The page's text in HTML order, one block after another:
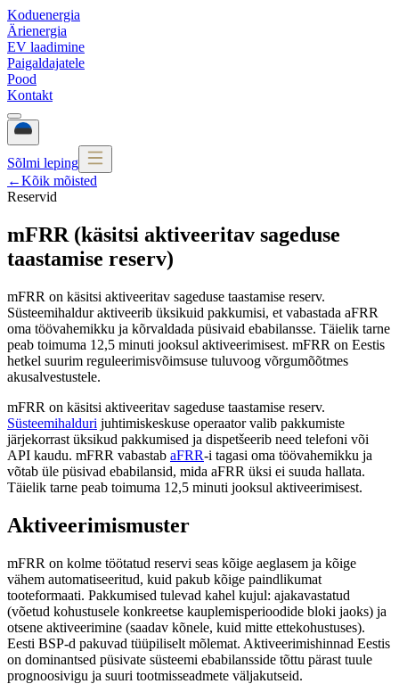
Koduenergia
Ärienergia
EV laadimine
Paigaldajatele
Pood
Kontakt
Sõlmi leping
←Kõik mõisted
Reservid
mFRR (käsitsi aktiveeritav sageduse
taastamise reserv)
mFRR on käsitsi aktiveeritav sageduse taastamise reserv.
Süsteemihaldur aktiveerib üksikuid pakkumisi, et vabastada aFRR
oma töövahemikku ja kõrvaldada püsivaid ebabilansse. Täielik tarne
peab toimuma 12,5 minuti jooksul aktiveerimisest. mFRR on Eestis
hetkel suurim reguleerimisvõimsuse tuluvoog võrgumõõtmes
akusalvestustele.
mFRR on käsitsi aktiveeritav sageduse taastamise reserv.
Süsteemihalduri juhtimiskeskuse operaator valib pakkumiste
järjekorrast üksikud pakkumised ja dispetšeerib need telefoni või
API kaudu. mFRR vabastab aFRR-i tagasi oma töövahemikku ja
võtab üle püsivad ebabilansid, mida aFRR üksi ei suuda hallata.
Täielik tarne peab toimuma 12,5 minuti jooksul aktiveerimisest.
Aktiveerimismuster
mFRR on kolme töötatud reservi seas kõige aeglasem ja kõige
vähem automatiseeritud, kuid pakub kõige paindlikumat
tooteformaati. Pakkumised tulevad kahel kujul: ajakavastatud
(võetud kohustusele konkreetse kauplemisperioodide bloki jaoks) ja
otsene aktiveerimine (saadav kõnele, kuid mitte ettekohustuses).
Eesti BSP-d pakuvad tüüpiliselt mõlemat. Aktiveerimishinnad Eestis
on dominantsed püsivate süsteemi ebabilansside tõttu pärast tuule
prognoosivigu ja suuri tootmisseadmete väljakutseid.